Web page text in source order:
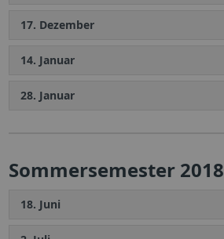
17. Dezember
14. Januar
28. Januar
Sommersemester 2018
18. Juni